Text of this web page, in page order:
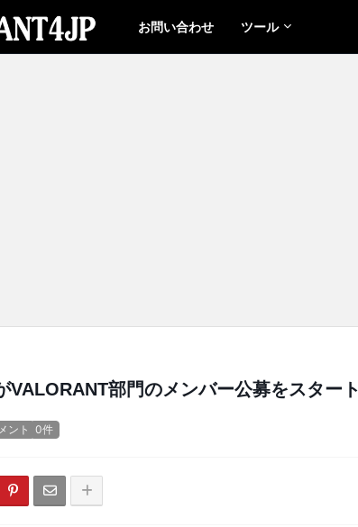
お問い合わせ ツール
VALORANT部門のメンバー公募をスタート